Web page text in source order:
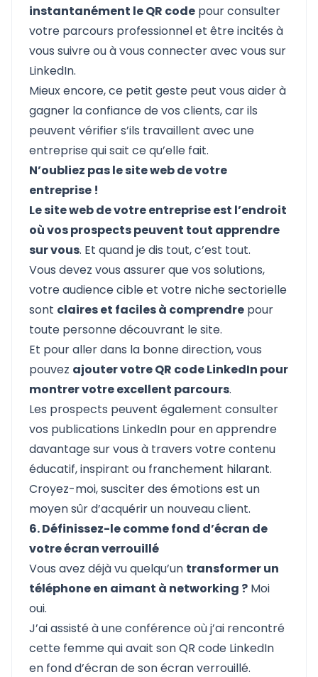
instantanément le QR code pour consulter
votre parcours professionnel et être incités à
vous suivre ou à vous connecteravec vous sur
LinkedIn.
Mieux encore, ce petit geste peut vous aider à
gagner la confiance de vos clients, car ils
peuvent vérifier s’ils travaillent avec une
entreprise qui sait ce qu’elle fait.
N’oubliez pas le site web de votre
entreprise !
Le site web de votre entreprise est l’endroit
où vos prospects peuvent tout apprendre
sur vous. Et quand je dis tout, c’est tout.
Vous devez vous assurer que vos solutions,
votre audience cible et votre niche sectorielle
sont claires et faciles à comprendre pour
toute personne découvrant le site.
Et pour aller dans la bonne direction, vous
pouvez ajouter votre QR code LinkedIn pour
montrer votre excellent parcours.
Les prospects peuvent également consulter
vos publications LinkedIn pour en apprendre
davantage sur vous à travers votre contenu
éducatif, inspirant ou franchement hilarant.
Croyez-moi, susciter des émotions est un
moyen sûr d’acquérir un nouveau client.
6. Définissez-le comme fond d’écran de
votre écran verrouillé
Vous avez déjà vu quelqu’un transformer un
téléphone en aimant à networking ? Moi
oui.
J’ai assisté à une conférence où j’ai rencontré
cette femme qui avait son QR code LinkedIn
en fond d’écran de son écran verrouillé.